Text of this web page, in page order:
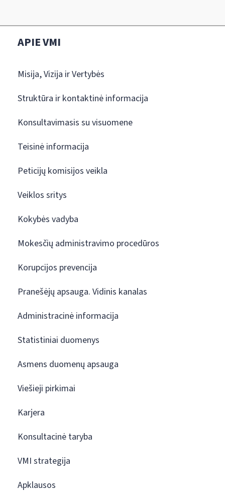
APIE VMI
Misija, Vizija ir Vertybės
Struktūra ir kontaktinė informacija
Konsultavimasis su visuomene
Teisinė informacija
Peticijų komisijos veikla
Veiklos sritys
Kokybės vadyba
Mokesčių administravimo procedūros
Korupcijos prevencija
Pranešėjų apsauga. Vidinis kanalas
Administracinė informacija
Statistiniai duomenys
Asmens duomenų apsauga
Viešieji pirkimai
Karjera
Konsultacinė taryba
VMI strategija
Apklausos